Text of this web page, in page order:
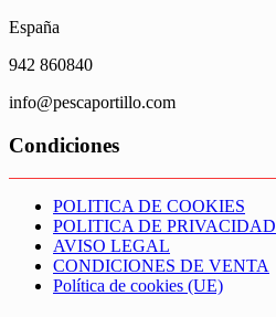
España
942 860840
info@pescaportillo.com
Condiciones
POLITICA DE COOKIES
POLITICA DE PRIVACIDAD
AVISO LEGAL
CONDICIONES DE VENTA
Política de cookies (UE)